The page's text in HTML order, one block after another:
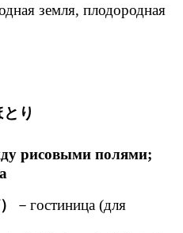
земля, плодородная
り
рисовыми полями;
－гостиница (для